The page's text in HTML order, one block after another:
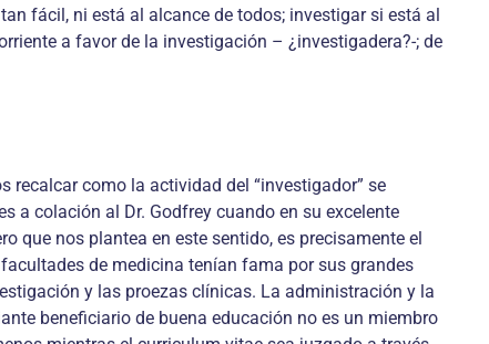
fácil, ni está al alcance de todos; investigar si está al
a favor de la investigación – ¿investigadera?-; de
como la actividad del “investigador” se
a colación al Dr. Godfrey cuando en su excelente
que nos plantea en este sentido, es precisamente el
de medicina tenían fama por sus grandes
y las proezas clínicas. La administración y la
beneficiario de buena educación no es un miembro